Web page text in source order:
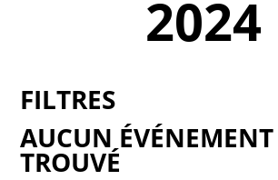
2024
AUCUN
TROUVÉ
FILTRES